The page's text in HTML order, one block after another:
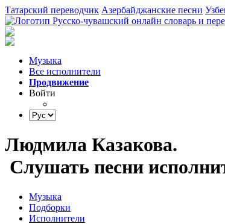
Татарский переводчик Азербайджанские песни
Музыка
Все исполнители
Продвижение
Войти
Людмила Казакова.
Слушать песни
Музыка
Подборки
Исполнители